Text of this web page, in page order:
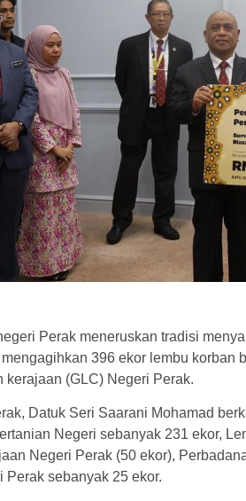
Perak meneruskan tradisi
396 ekor lembu korban
kerajaan (GLC) Negeri Perak.
Datuk Seri Saarani Mohamad
Negeri sebanyak 231 ekor,
Negeri Perak (50 ekor),
Perak sebanyak 25 ekor.